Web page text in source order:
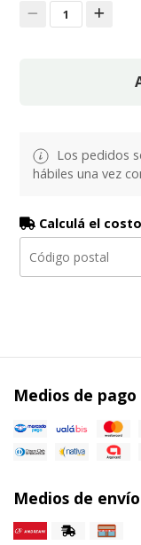
1
Los pedidos
hábiles una vez
Calculá el
Medios de pago
Medios de envío